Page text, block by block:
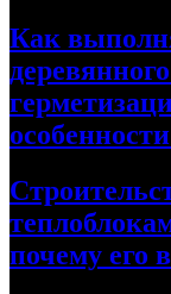
Как
почему его